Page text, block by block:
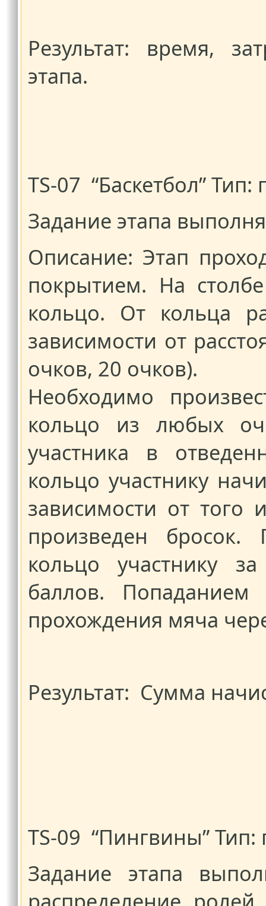
Результат: время,
этапа.
TS-07 “Баскетбол”
Задание этапа
Описание: Этап
покрытием. На
кольцо. От кольца
зависимости от
очков, 20 очков).
Необходимо
кольцо из любых
участника в
кольцо участнику
зависимости от
произведен
кольцо участнику
баллов.
прохождения мяча
Результат: Сумма
TS-09 “Пингвины”
Задание этапа